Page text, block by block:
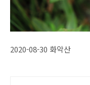
2020-08-30 화악산